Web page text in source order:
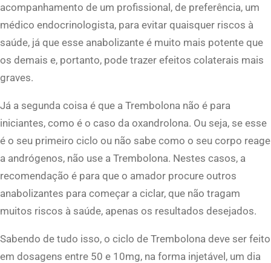
acompanhamento de um profissional, de preferência, um
médico endocrinologista, para evitar quaisquer riscos à
saúde, já que esse anabolizante é muito mais potente que
os demais e, portanto, pode trazer efeitos colaterais mais
graves.
Já a segunda coisa é que a Trembolona não é para
iniciantes, como é o caso da oxandrolona. Ou seja, se esse
é o seu primeiro ciclo ou não sabe como o seu corpo reage
a andrógenos, não use a Trembolona. Nestes casos, a
recomendação é para que o amador procure outros
anabolizantes para começar a ciclar, que não tragam
muitos riscos à saúde, apenas os resultados desejados.
Sabendo de tudo isso, o ciclo de Trembolona deve ser feito
em dosagens entre 50 e 10mg, na forma injetável, um dia